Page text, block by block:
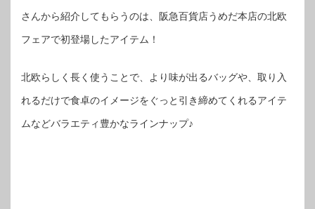
さんから紹介してもらうのは、阪急百貨店うめだ本店の北欧
フェアで初登場したアイテム！
北欧らしく長く使うことで、より味が出るバッグや、取り入
れるだけで食卓のイメージをぐっと引き締めてくれるアイテ
ムなどバラエティ豊かなラインナップ♪